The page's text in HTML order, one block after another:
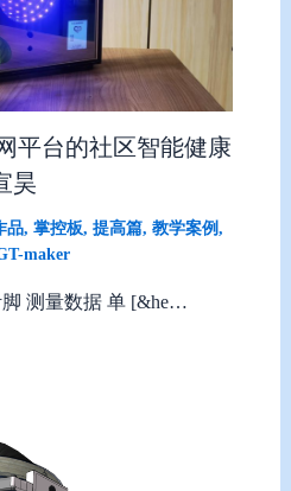
平台的社区智能健康
昊
品, 掌控板, 提高篇, 教学案例,
maker
测量数据 单 [&he…